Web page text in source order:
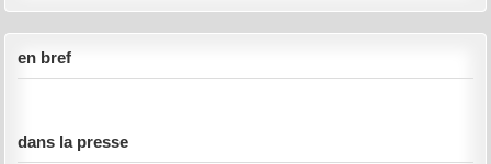
en bref
dans la presse